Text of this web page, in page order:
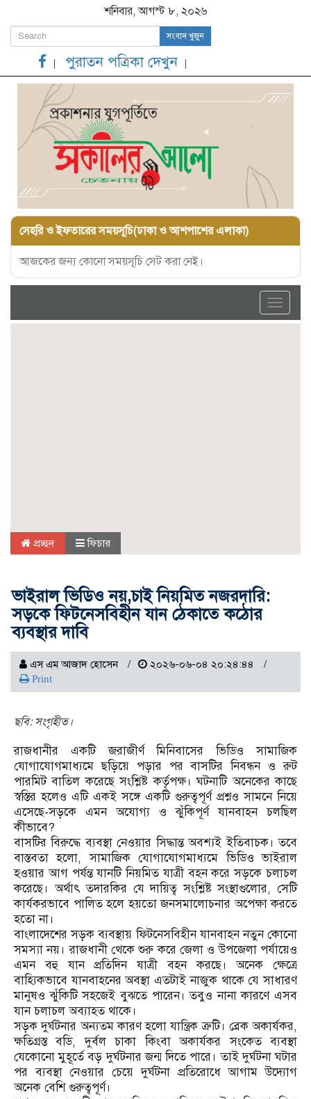
শনিবার, আগস্ট ৮, ২০২৬
সংবাদ খুজুন
পুরাতন পত্রিকা দেখুন
সেহরি ও ইফতারের সময়সূচি(ঢাকা ও আশপাশের এলাকা)
আজকের জন্য কোনো সময়সূচি সেট করা নেই।
Toggle
প্রচ্ছদ ফিচার
ভাইরাল ভিডিও নয়,চাই নিয়মিত নজরদারি:
সড়কে ফিটনেসবিহীন যান ঠেকাতে কঠোর
ব্যবস্থার দাবি
এস এম আজাদ হোসেন ২০২৬-০৬-০৪ ২০:২৪:৪৪
Print
ছবি: সংগৃহীত।
রাজধানীর একটি জরাজীর্ণ মিনিবাসের ভিডিও সামাজিক
যোগাযোগমাধ্যমে ছড়িয়ে পড়ার পর বাসটির নিবন্ধন ও রুট
পারমিট বাতিল করেছে সংশ্লিষ্ট কর্তৃপক্ষ। ঘটনাটি অনেকের কাছে
স্বস্তির হলেও এটি একই সঙ্গে একটি গুরুত্বপূর্ণ প্রশ্নও সামনে নিয়ে
এসেছে-সড়কে এমন অযোগ্য ও ঝুঁকিপূর্ণ যানবাহন চলছিল
কীভাবে?
বাসটির বিরুদ্ধে ব্যবস্থা নেওয়ার সিদ্ধান্ত অবশ্যই ইতিবাচক। তবে
বাস্তবতা হলো, সামাজিক যোগাযোগমাধ্যমে ভিডিও ভাইরাল
হওয়ার আগ পর্যন্ত যানটি নিয়মিত যাত্রী বহন করে সড়কে চলাচল
করেছে। অর্থাৎ তদারকির যে দায়িত্ব সংশ্লিষ্ট সংস্থাগুলোর, সেটি
কার্যকরভাবে পালিত হলে হয়তো জনসমালোচনার অপেক্ষা করতে
হতো না।
বাংলাদেশের সড়ক ব্যবস্থায় ফিটনেসবিহীন যানবাহন নতুন কোনো
সমস্যা নয়। রাজধানী থেকে শুরু করে জেলা ও উপজেলা পর্যায়েও
এমন বহু যান প্রতিদিন যাত্রী বহন করছে। অনেক ক্ষেত্রে
বাহ্যিকভাবে যানবাহনের অবস্থা এতটাই নাজুক থাকে যে সাধারণ
মানুষও ঝুঁকিটি সহজেই বুঝতে পারেন। তবুও নানা কারণে এসব
যান চলাচল অব্যাহত থাকে।
সড়ক দুর্ঘটনার অন্যতম কারণ হলো যান্ত্রিক ত্রুটি। ব্রেক অকার্যকর,
ক্ষতিগ্রস্ত বডি, দুর্বল চাকা কিংবা অকার্যকর সংকেত ব্যবস্থা
যেকোনো মুহূর্তে বড় দুর্ঘটনার জন্ম দিতে পারে। তাই দুর্ঘটনা ঘটার
পর ব্যবস্থা নেওয়ার চেয়ে দুর্ঘটনা প্রতিরোধে আগাম উদ্যোগ
অনেক বেশি গুরুত্বপূর্ণ।